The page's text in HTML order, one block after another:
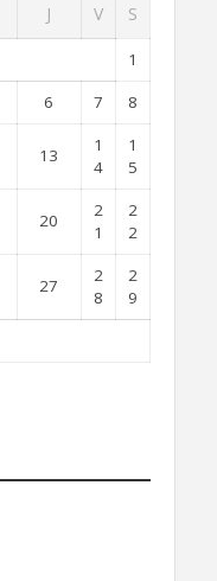
J V S
1
6 7 8
13
1
4
1
5
20
2
1
2
2
27
2
8
2
9